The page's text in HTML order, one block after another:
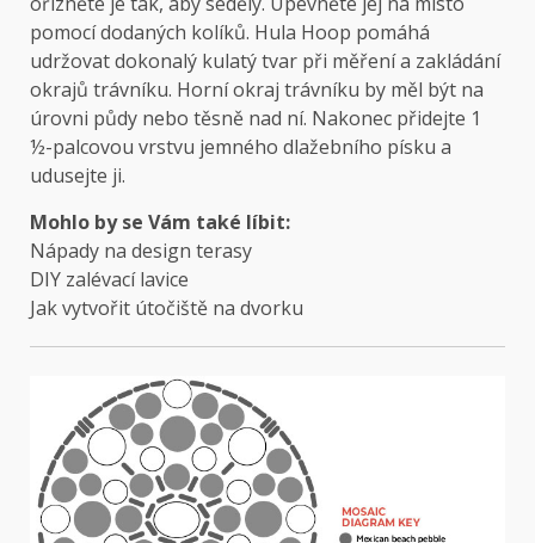
pomocí dodaných kolíků. Hula Hoop pomáhá
udržovat dokonalý kulatý tvar při měření a zakládání
okrajů trávníku. Horní okraj trávníku by měl být na
úrovni půdy nebo těsně nad ní. Nakonec přidejte 1
½-palcovou vrstvu jemného dlažebního písku a
udusejte ji.
Mohlo by se Vám také líbit:
Nápady na design terasy
DIY zalévací lavice
Jak vytvořit útočiště na dvorku